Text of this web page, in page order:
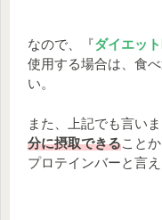
なので、『ダイエッ
使用する場合は、食
い。
また、上記でも言いま
分に摂取できること
プロテインバーと言え